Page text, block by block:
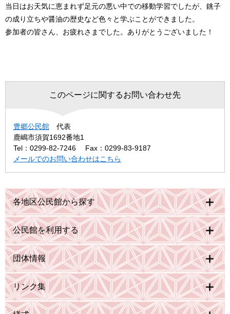
当日はお天気に恵まれず足元の悪い中での移動学習でしたが、銚子
の成り立ちや醤油の歴史など色々と学ぶことができました。
参加者の皆さん、お疲れさまでした。ありがとうございました！
このページに関するお問い合わせ先
豊郷公民館
代表
鹿嶋市須賀1692番地1
Tel：0299-82-7246
Fax：0299-83-9187
メールでのお問い合わせはこちら
各地区公民館から探す
公民館を利用する
団体情報
リンク集